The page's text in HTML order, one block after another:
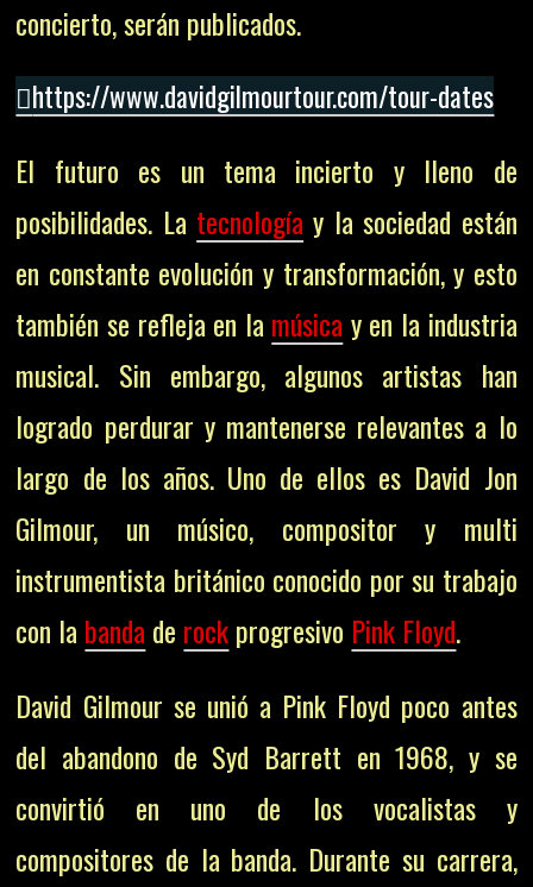
concierto, serán publicados.
https://www.davidgilmourtour.com/tour-dates
El futuro es un tema incierto y lleno de
posibilidades. La tecnología y la sociedad están
en constante evolución y transformación, y esto
también se refleja en lamúsicay en la industria
musical. Sin embargo, algunos artistas han
logrado perdurar y mantenerse relevantes a lo
largo de los años. Uno de ellos es David Jon
Gilmour, un músico, compositor y multi
instrumentista británico conocido por su trabajo
con labandade rockprogresivo Pink Floyd.
David Gilmour se unió a Pink Floyd poco antes
del abandono de Syd Barrett en 1968, y se
convirtió en uno de los vocalistas y
compositores de la banda. Durante su carrera,